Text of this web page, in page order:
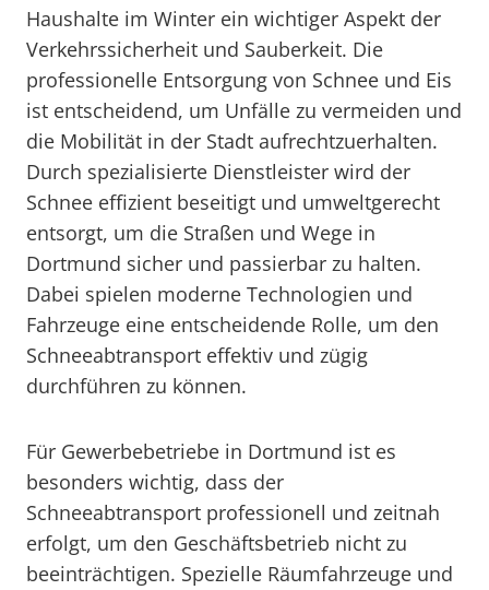
Haushalte im Winter ein wichtiger Aspekt der
Verkehrssicherheit und Sauberkeit. Die
professionelle Entsorgung von Schnee und Eis
ist entscheidend, um Unfälle zu vermeiden und
die Mobilität in der Stadt aufrechtzuerhalten.
Durch spezialisierte Dienstleister wird der
Schnee effizient beseitigt und umweltgerecht
entsorgt, um die Straßen und Wege in
Dortmund sicher und passierbar zu halten.
Dabei spielen moderne Technologien und
Fahrzeuge eine entscheidende Rolle, um den
Schneeabtransport effektiv und zügig
durchführen zu können.
Für Gewerbebetriebe in Dortmund ist es
besonders wichtig, dass der
Schneeabtransport professionell und zeitnah
erfolgt, um den Geschäftsbetrieb nicht zu
beeinträchtigen. Spezielle Räumfahrzeuge und